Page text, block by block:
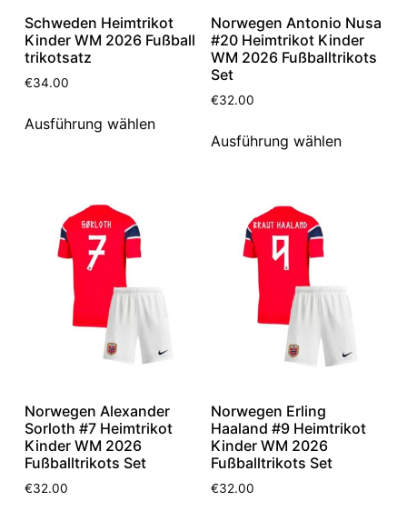
Schweden Heimtrikot
Kinder WM 2026 Fußball
trikotsatz
€34.00
Ausführung wählen
Norwegen Antonio Nusa
#20 Heimtrikot Kinder
WM 2026 Fußballtrikots
Set
€32.00
Ausführung wählen
Norwegen Alexander
Sorloth #7 Heimtrikot
Kinder WM 2026
Fußballtrikots Set
€32.00
Norwegen Erling
Haaland #9 Heimtrikot
Kinder WM 2026
Fußballtrikots Set
€32.00